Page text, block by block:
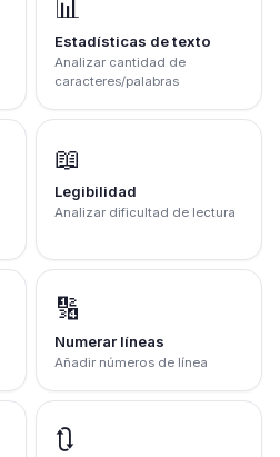
📊
Estadísticas de texto
Analizar cantidad de
caracteres/palabras
📖
Legibilidad
Analizar dificultad de lectura
🔢
Numerar líneas
Añadir números de línea
🔃